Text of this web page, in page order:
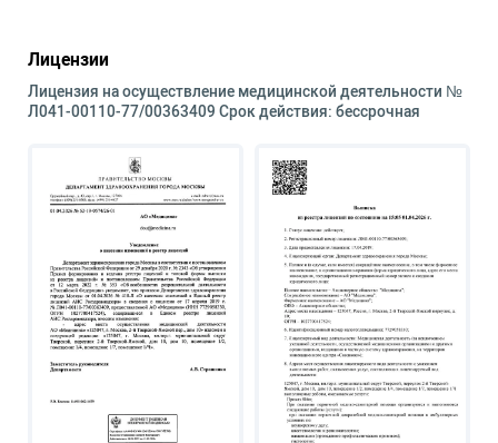
Лицензии
Лицензия на осуществление медицинской деятельности №
Л041-00110-77/00363409 Срок действия: бессрочная